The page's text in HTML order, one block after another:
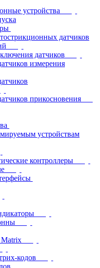
устройства
датчиков
датчиков
измерения
прикосновения
устройствам
контроллеры
Matrix
кодов